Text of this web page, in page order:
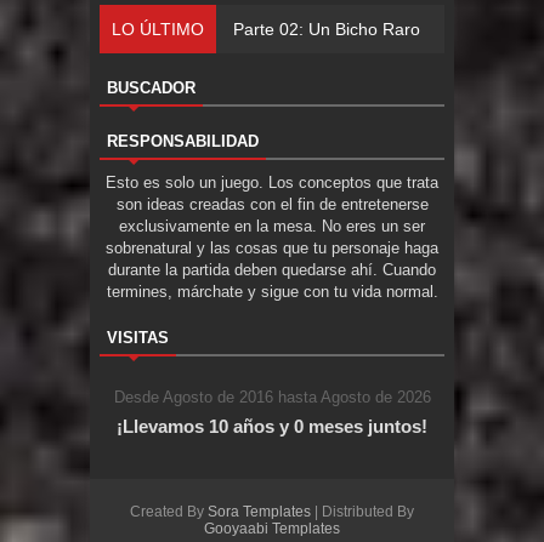
LO ÚLTIMO Part
BUSCADOR
RESPONSABILIDAD
Esto es solo un juego. Los conceptos que trata
son ideas creadas con el fin de entretenerse
exclusivamente en la mesa. No eres un ser
sobrenatural y las cosas que tu personaje haga
durante la partida deben quedarse ahí. Cuando
termines, márchate y sigue con tu vida normal.
VISITAS
Desde Agosto de 2016 hasta Agosto de 2026
¡Llevamos 10 años y 0 meses juntos!
Created By Sora Templates | Distributed By
Gooyaabi Templates